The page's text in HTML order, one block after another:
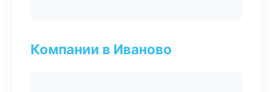
Компании в Иваново